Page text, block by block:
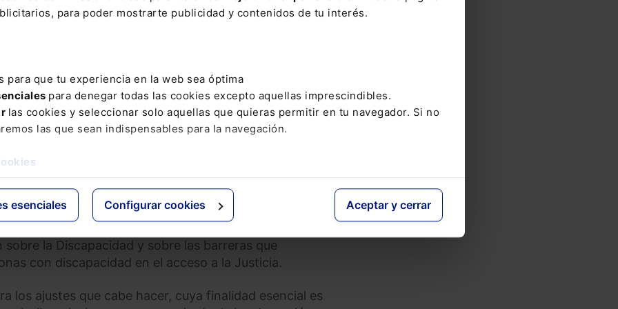
para poder mostrarte publicidad y contenidos de tu interés.
para que tu experiencia en la web sea óptima
para denegar todas las cookies excepto aquellas imprescindibles.
las cookies y seleccionar solo aquellas que quieras permitir en tu navegador. Si no
las que sean indispensables para la navegación.
esenciales Configurar cookies Aceptar y cerrar
pueda acceder a la Justicia plenamente y en
en tres planos: (i) Plano físico, para tener plena
judiciales; (ii) Plano comunicacional, para recibir la
medios adecuados: sistema Braille, formatos digitales,
de signos, entre otros; y (iii) Plano procesal o
para defender un derecho propio (demandante,
detectar, en primer lugar, la propia necesidad del
las específicas medidas que resultan adecuadas
valorar si las mismas resultan razonables. De
fiscal, abogado, que ha de afrontar la situación, tenga
la Discapacidad y sobre las barreras que
con discapacidad en el acceso a la Justicia.
los ajustes que cabe hacer, cuya finalidad esencial es